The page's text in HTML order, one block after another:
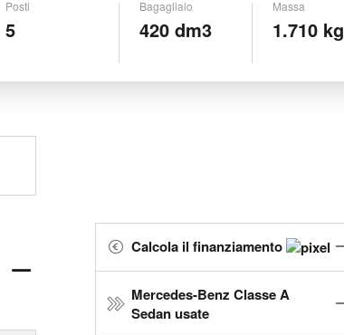
Posti
5
Bagagliaio
420 dm3
Massa
1.710 kg
Calcola il finanziamento
Mercedes-Benz Classe A
Sedan usate